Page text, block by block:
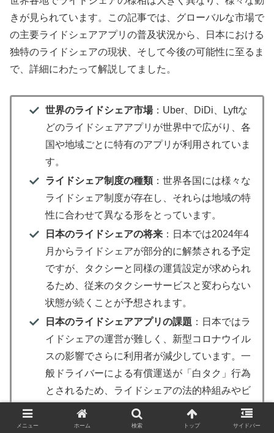
きが見られています。この記事では、グローバルな市場で
の主要ライドシェアアプリの普及状況から、日本における
独特のライドシェアの現状、そして今後の可能性に至るま
で、詳細にわたって解説してました。
世界のライドシェア市場：Uber、DiDi、Lyftな
どのライドシェアアプリが世界中で広がり、各
国や地域ごとに特有のアプリが利用されていま
す。
ライドシェア制度の種類：世界各国には様々な
ライドシェア制度が存在し、それらは地域の特
性に合わせて異なる形をとっています。
日本のライドシェアの将来：日本では2024年4
月からライドシェアが部分的に解禁される予定
ですが、タクシーと同様の運賃設定が求められ
るため、従来のタクシーサービスと変わらない
状態が続くことが予想されます。
日本のライドシェアアプリの課題 ：日本ではラ
イドシェアの運営が難しく、新型コロナウイル
スの影響でさらに利用者が減少しています。一
般ドライバーによる有償運送が「白タク」行為
とされるため、ライドシェアの法的枠組みやビ
ジネスモデルの見直しが求められています。
自治体によるライドシェアの展開：公共交通機
メニュー ホーム 検索 トップ サイドバー